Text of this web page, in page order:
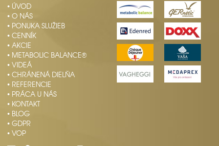
• ÚVOD
• O NÁS
• PONUKA SLUŽIEB
• CENNÍK
• AKCIE
• METABOLIC BALANCE®
• VIDEÁ
• CHRÁNENÁ DIELŇA
• REFERENCIE
• PRÁCA U NÁS
• KONTAKT
• BLOG
• GDPR
• VOP